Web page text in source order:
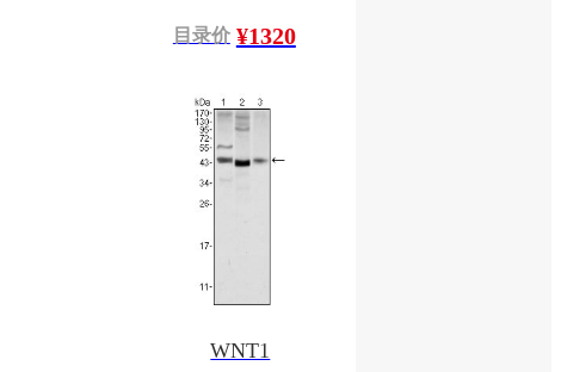
目录价 ¥1320
WNT1